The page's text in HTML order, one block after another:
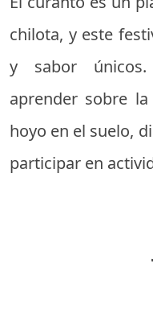
chilota, y este
y sabor
aprender sobre
hoyo en el suelo,
participar en